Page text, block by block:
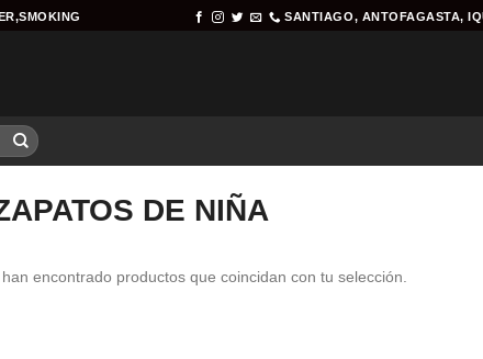
SANTIAGO, ANTOFAGASTA,
DE NIÑA
encontrado productos que coincidan con tu selección.